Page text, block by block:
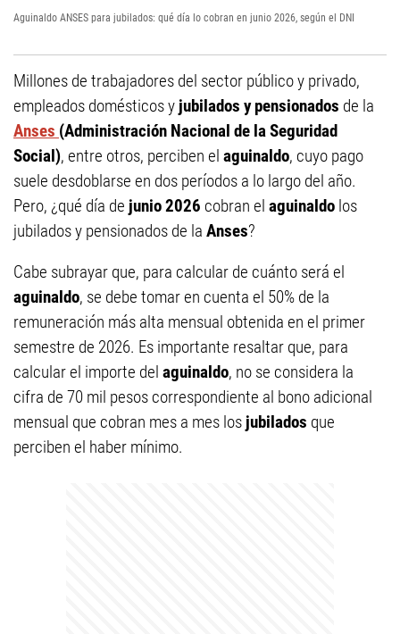
Aguinaldo ANSES para jubilados: qué día lo cobran en junio 2026, según el DNI
Millones de trabajadores del sector público y privado,
empleados domésticos y jubilados y pensionados de la
Anses (Administración Nacional de la Seguridad
Social), entre otros, perciben el aguinaldo, cuyo pago
suele desdoblarse en dos períodos a lo largo del año.
Pero, ¿qué día de junio 2026 cobran el aguinaldo los
jubilados y pensionados de la Anses?
Cabe subrayar que, para calcular de cuánto será el
aguinaldo, se debe tomar en cuenta el 50% de la
remuneración más alta mensual obtenida en el primer
semestre de 2026. Es importante resaltar que, para
calcular el importe del aguinaldo, no se considera la
cifra de 70 mil pesos correspondiente al bono adicional
mensual que cobran mes a mes los jubilados que
perciben el haber mínimo.